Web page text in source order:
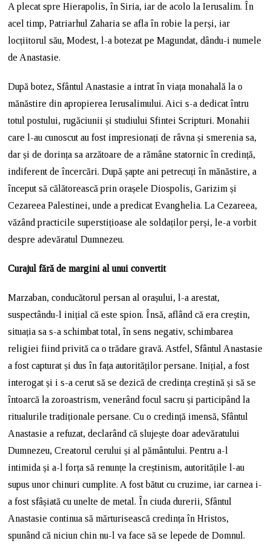
A plecat spre Hierapolis, în Siria, iar de acolo la Ierusalim. În
acel timp, Patriarhul Zaharia se afla în robie la perși, iar
locțiitorul său, Modest, l-a botezat pe Magundat, dându-i numele
de Anastasie.
După botez, Sfântul Anastasie a intrat în viața monahală la o
mănăstire din apropierea Ierusalimului. Aici s-a dedicat întru
totul postului, rugăciunii și studiului Sfintei Scripturi. Monahii
care l-au cunoscut au fost impresionați de râvna și smerenia sa,
dar și de dorința sa arzătoare de a rămâne statornic în credință,
indiferent de încercări. După șapte ani petrecuți în mănăstire, a
început să călătorească prin orașele Diospolis, Garizim și
Cezareea Palestinei, unde a predicat Evanghelia. La Cezareea,
văzând practicile superstițioase ale soldaților perși, le-a vorbit
despre adevăratul Dumnezeu.
Curajul fără de margini al unui convertit
Marzaban, conducătorul persan al orașului, l-a arestat,
suspectându-l inițial că este spion. Însă, aflând că era creștin,
situația sa s-a schimbat total, în sens negativ, schimbarea
religiei fiind privită ca o trădare gravă. Astfel, Sfântul Anastasie
a fost capturat și dus în fața autorităților persane. Inițial, a fost
interogat și i s-a cerut să se dezică de credința creștină și să se
întoarcă la zoroastrism, venerând focul sacru și participând la
ritualurile tradiționale persane. Cu o credință imensă, Sfântul
Anastasie a refuzat, declarând că slujește doar adevăratului
Dumnezeu, Creatorul cerului și al pământului. Pentru a-l
intimida și a-l forța să renunțe la creștinism, autoritățile l-au
supus unor chinuri cumplite. A fost bătut cu cruzime, iar carnea i-
a fost sfâșiată cu unelte de metal. În ciuda durerii, Sfântul
Anastasie continua să mărturisească credința în Hristos,
spunând că niciun chin nu-l va face să se lepede de Domnul.